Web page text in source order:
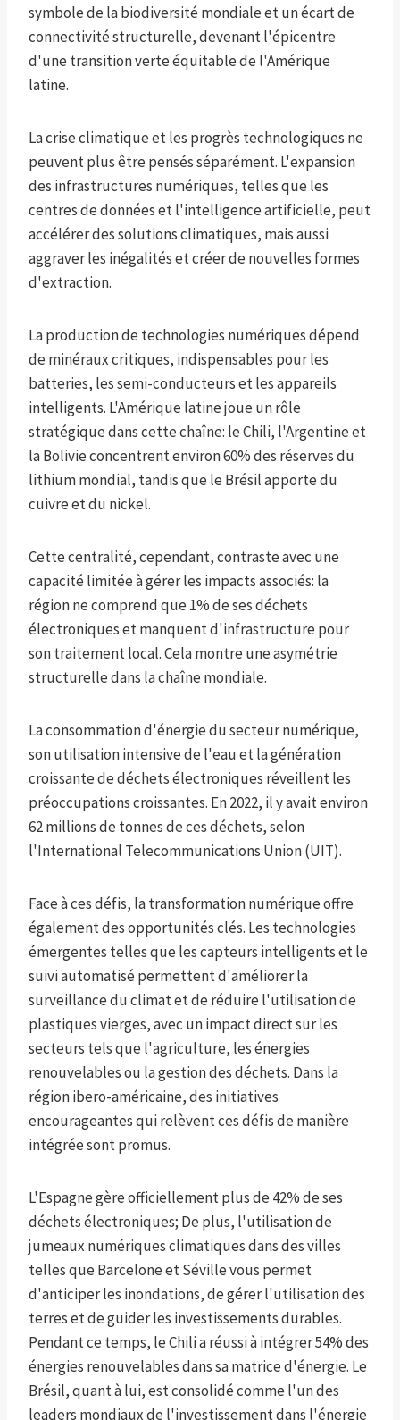
symbole de la biodiversité mondiale et un écart de
connectivité structurelle, devenant l'épicentre
d'une transition verte équitable de l'Amérique
latine.
La crise climatique et les progrès technologiques ne
peuvent plus être pensés séparément. L'expansion
des infrastructures numériques, telles que les
centres de données et l'intelligence artificielle, peut
accélérer des solutions climatiques, mais aussi
aggraver les inégalités et créer de nouvelles formes
d'extraction.
La production de technologies numériques dépend
de minéraux critiques, indispensables pour les
batteries, les semi-conducteurs et les appareils
intelligents. L'Amérique latine joue un rôle
stratégique dans cette chaîne: le Chili, l'Argentine et
la Bolivie concentrent environ 60% des réserves du
lithium mondial, tandis que le Brésil apporte du
cuivre et du nickel.
Cette centralité, cependant, contraste avec une
capacité limitée à gérer les impacts associés: la
région ne comprend que 1% de ses déchets
électroniques et manquent d'infrastructure pour
son traitement local. Cela montre une asymétrie
structurelle dans la chaîne mondiale.
La consommation d'énergie du secteur numérique,
son utilisation intensive de l'eau et la génération
croissante de déchets électroniques réveillent les
préoccupations croissantes. En 2022, il y avait environ
62 millions de tonnes de ces déchets, selon
l'International Telecommunications Union (UIT).
Face à ces défis, la transformation numérique offre
également des opportunités clés. Les technologies
émergentes telles que les capteurs intelligents et le
suivi automatisé permettent d'améliorer la
surveillance du climat et de réduire l'utilisation de
plastiques vierges, avec un impact direct sur les
secteurs tels que l'agriculture, les énergies
renouvelables ou la gestion des déchets. Dans la
région ibero-américaine, des initiatives
encourageantes qui relèvent ces défis de manière
intégrée sont promus.
L'Espagne gère officiellement plus de 42% de ses
déchets électroniques; De plus, l'utilisation de
jumeaux numériques climatiques dans des villes
telles que Barcelone et Séville vous permet
d'anticiper les inondations, de gérer l'utilisation des
terres et de guider les investissements durables.
Pendant ce temps, le Chili a réussi à intégrer 54% des
énergies renouvelables dans sa matrice d'énergie. Le
Brésil, quant à lui, est consolidé comme l'un des
leaders mondiaux de l'investissement dans l'énergie